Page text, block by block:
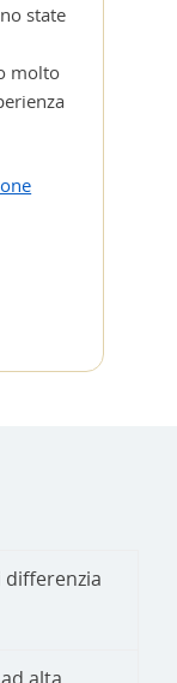
state
molto
differenzia